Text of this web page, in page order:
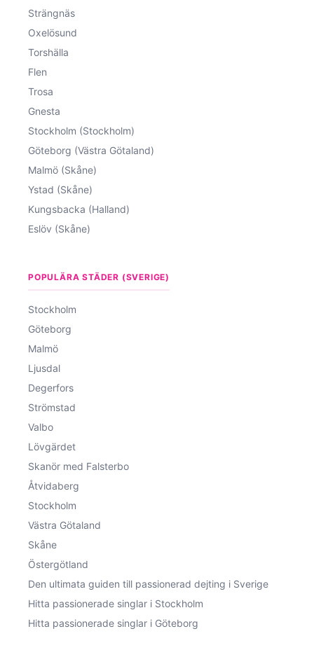
Strängnäs
Oxelösund
Torshälla
Flen
Trosa
Gnesta
Stockholm (Stockholm)
Göteborg (Västra Götaland)
Malmö (Skåne)
Ystad (Skåne)
Kungsbacka (Halland)
Eslöv (Skåne)
POPULÄRA STÄDER (SVERIGE)
Stockholm
Göteborg
Malmö
Ljusdal
Degerfors
Strömstad
Valbo
Lövgärdet
Skanör med Falsterbo
Åtvidaberg
Stockholm
Västra Götaland
Skåne
Östergötland
Den ultimata guiden till passionerad dejting i Sverige
Hitta passionerade singlar i Stockholm
Hitta passionerade singlar i Göteborg